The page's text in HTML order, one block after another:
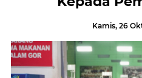
Kamis, 26